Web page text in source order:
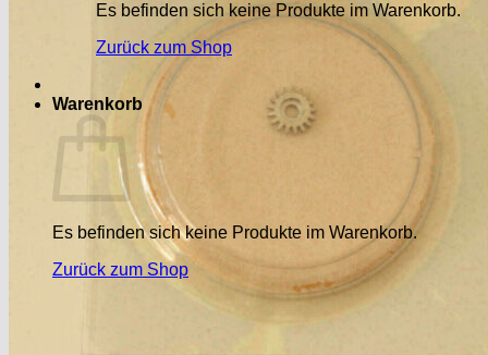
Es befinden sich keine Produkte im Warenkorb.
Zurück zum Shop
Warenkorb
Es befinden sich keine Produkte im Warenkorb.
Zurück zum Shop